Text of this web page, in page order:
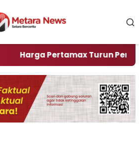
Harga Pertamax Turun Per Hari